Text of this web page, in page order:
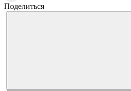
Поделиться